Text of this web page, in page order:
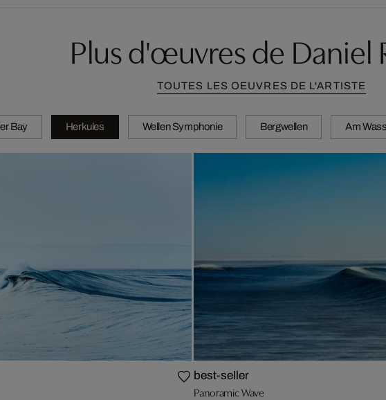
Plus d'œuvres de Daniel
TOUTES LES OEUVRES DE L'ARTISTE
Bay Herkules Wellen Symphonie Bergwellen Am
best-seller
Panoramic Wave